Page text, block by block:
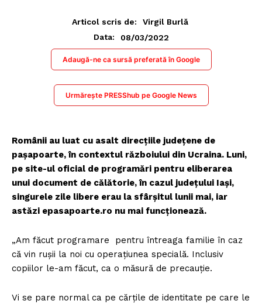
Articol scris de:
Virgil Burlă
Data:
08/03/2022
Adaugă-ne ca sursă preferată în Google
Urmărește PRESShub pe Google News
Românii au luat cu asalt direcţiile judeţene de
paşapoarte,în contextul războiului din Ucraina. Luni,
pe site-ul oficial de programări pentru eliberarea
unui document de călătorie, în cazul judeţului Iaşi,
singurele zile libere erau la sfârşitul lunii mai, iar
astăzi epasapoarte.ro nu mai funcţionează.
„Am făcut programare pentru întreaga familie în caz
că vin rușii la noi cu operațiunea specială. Inclusiv
copiilor le-am făcut, ca o măsură de precauţie.
Vi se pare normal ca pe cărţile de identitate pe care le